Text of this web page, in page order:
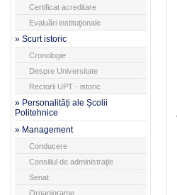
Certificat acreditare
Evaluări instituţionale
» Scurt istoric
Cronologie
Despre Universitate
Rectorii UPT - istoric
» Personalități ale Școlii
Politehnice
» Management
Conducere
Consiliul de administraţie
Senat
Organigrame